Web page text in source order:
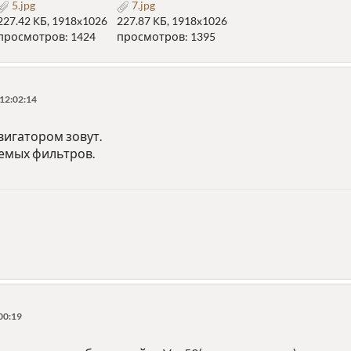
5.jpg
КБ, 1918x1026
1424
7.jpg
227.87 КБ, 1918x1026
просмотров: 1395
зовут.
фильтров.